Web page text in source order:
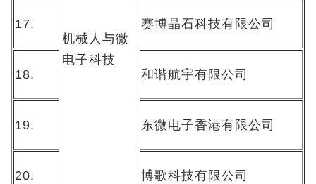
机械人与微
电子科技
17. 赛博晶石科技有限公司
18. 和谐航宇有限公司
19. 东微电子香港有限公司
20. 博歌科技有限公司